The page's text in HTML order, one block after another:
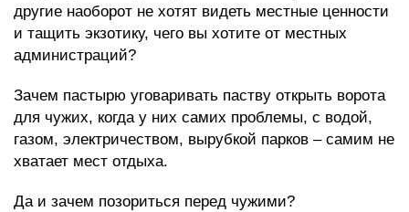
другие наоборот не хотят видеть местные ценности
и тащить экзотику, чего вы хотите от местных
администраций?
Зачем пастырю уговаривать паству открыть ворота
для чужих, когда у них самих проблемы, с водой,
газом, электричеством, вырубкой парков – самим не
хватает мест отдыха.
Да и зачем позориться перед чужими?